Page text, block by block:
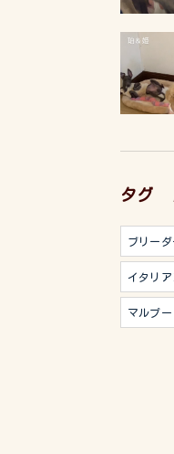
タグ
ブリーダ
イタリ
マルプー